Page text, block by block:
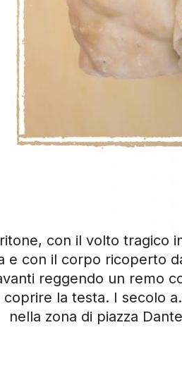
con il volto tragico
e con il corpo ricoperto
reggendo un remo
coprire la testa. I secolo
nella zona di piazza